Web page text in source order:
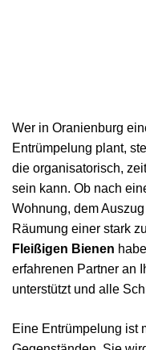
Wer in Oranienburg
Entrümpelung plant,
die organisatorisch,
sein kann. Ob nach
Wohnung, dem
Räumung einer stark
Fleißigen Bienen
erfahrenen Partner an
unterstützt und alle
Eine Entrümpelung ist